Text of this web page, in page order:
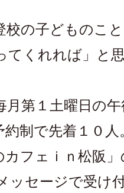
の子どものこ
てくれれば」と
第１土曜日の午
約制で先着１０
カフェｉｎ松阪
ッセージで受け